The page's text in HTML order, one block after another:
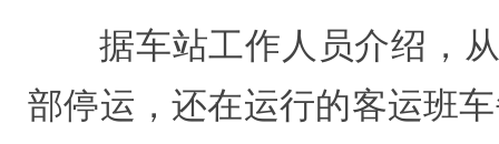
据车站工作人员介绍，
部停运，还在运行的客运班